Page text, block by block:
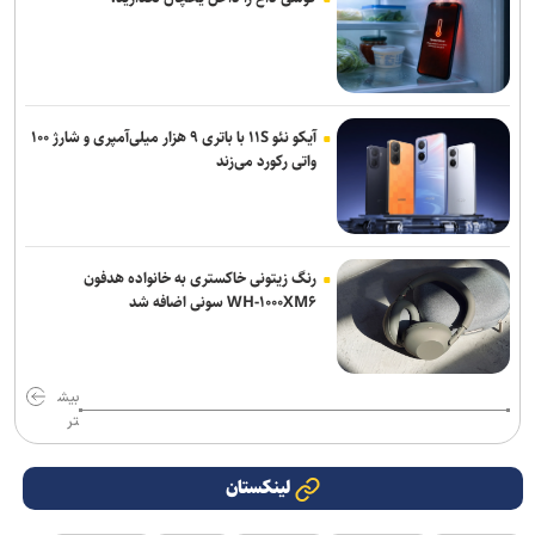
آیکو نئو ۱۱S با باتری ۹ هزار میلی‌آمپری و شارژ ۱۰۰
واتی رکورد می‌زند
رنگ زیتونی خاکستری به خانواده هدفون
WH-۱۰۰۰XM۶ سونی اضافه شد
بیش
تر
لینکستان